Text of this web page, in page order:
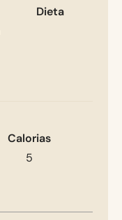
Dieta
Calorias
5